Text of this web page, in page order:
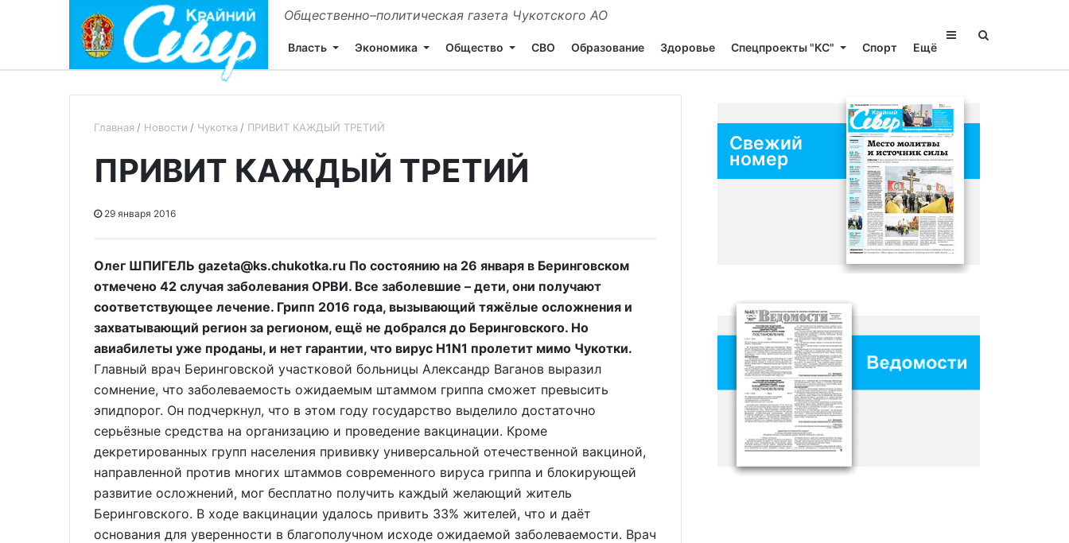
Общественно–политическая газета Чукотского АО
Власть Экономика Общество СВО Образование Здоровье Спецпроекты "КС" Спорт Ещё
Главная Новости Чукотка ПРИВИТ КАЖДЫЙ ТРЕТИЙ
ПРИВИТ КАЖДЫЙ ТРЕТИЙ
29 января 2016
Олег ШПИГЕЛЬ gazeta@ks.chukotka.ru По состоянию на 26 января в Беринговском
отмечено 42 случая заболевания ОРВИ. Все заболевшие – дети, они получают
соответствующее лечение. Грипп 2016 года, вызывающий тяжёлые осложнения и
захватывающий регион за регионом, ещё не добрался до Беринговского. Но
авиабилеты уже проданы, и нет гарантии, что вирус Н1N1 пролетит мимо Чукотки.
Главный врач Беринговской участковой больницы Александр Ваганов выразил
сомнение, что заболеваемость ожидаемым штаммом гриппа сможет превысить
эпидпорог. Он подчеркнул, что в этом году государство выделило достаточно
серьёзные средства на организацию и проведение вакцинации. Кроме
декретированных групп населения прививку универсальной отечественной вакциной,
направленной против многих штаммов современного вируса гриппа и блокирующей
развитие осложнений, мог бесплатно получить каждый желающий житель
Беринговского. В ходе вакцинации удалось привить 33% жителей, что и даёт
основания для уверенности в благополучном исходе ожидаемой заболеваемости. Врач
Свежий
номер